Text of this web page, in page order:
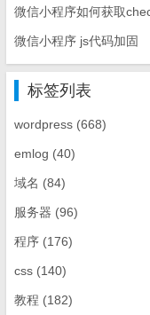
微信小程序如何获取
微信小程序 js代码加固
标签列表
wordpress (668)
emlog (40)
域名 (84)
服务器 (96)
程序 (176)
css (140)
教程 (182)